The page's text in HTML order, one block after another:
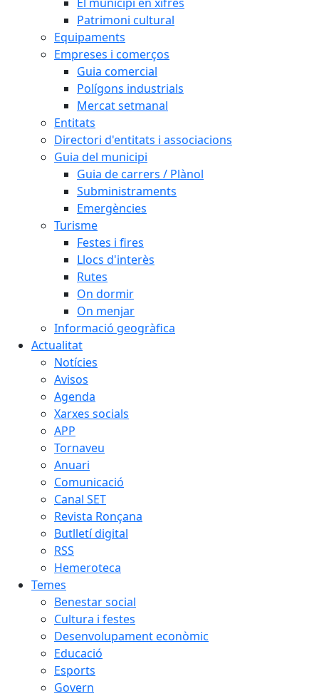
Patrimoni cultural
Equipaments
Empreses i comerços
Guia comercial
Polígons industrials
Mercat setmanal
Entitats
Directori d'entitats i associacions
Guia del municipi
Guia de carrers / Plànol
Subministraments
Emergències
Turisme
Festes i fires
Llocs d'interès
Rutes
On dormir
On menjar
Informació geogràfica
Actualitat
Notícies
Avisos
Agenda
Xarxes socials
APP
Tornaveu
Anuari
Comunicació
Canal SET
Revista Ronçana
Butlletí digital
RSS
Hemeroteca
Temes
Benestar social
Cultura i festes
Desenvolupament econòmic
Educació
Esports
Govern